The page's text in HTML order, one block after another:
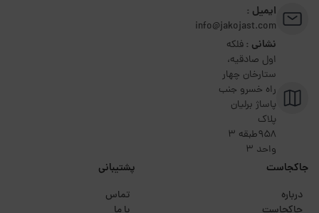
ایمیل :
info@jakojast.com
نشانی :فلکه
اول صادقیه،
ستارخان چهار
راه خسرو جنب
پاساژ برلیان
پلاک
۹۵۸طبقه 3
واحد 3
جاکجاست
درباره
پشتیبانی
تماس